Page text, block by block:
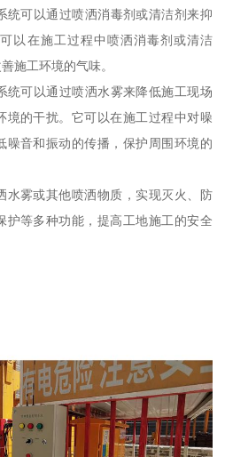
统可以通过喷洒消毒剂或清洁剂来抑
以在施工过程中喷洒消毒剂或清洁
施工环境的气味。
统可以通过喷洒水雾来降低施工现场
境的干扰。它可以在施工过程中对噪
噪音和振动的传播，保护周围环境的
水雾或其他喷洒物质，实现灭火、防
护等多种功能，提高工地施工的安全